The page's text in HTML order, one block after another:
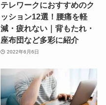
テレワークにおすすめのク
ッション12選！腰痛を軽
減・疲れない｜背もたれ・
座布団など多彩に紹介
2022年6月6日